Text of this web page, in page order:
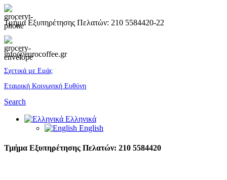
Τμήμα Εξυπηρέτησης Πελατών: 210 5584420-22
info@eurocoffee.gr
Σχετικά με Εμάς
Εταιρική Κοινωνική Ευθύνη
Search
Ελληνικά
English
Τμήμα Εξυπηρέτησης Πελατών: 210 5584420